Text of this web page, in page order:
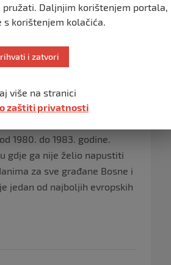
države. Kasnije će
toga, Delibašić je bio
se svakako izdvaja zlato
da prepozna prilike
košarkaša svih
1980. do 1983. godine.
gdje ga nije želio napustiti
za sve građane Bosne i
jedan od najboljih evropskih
Daljnjim korištenjem portala,
korištenjem kolačića.
i zatvori
više na stranici
zaštiti privatnosti